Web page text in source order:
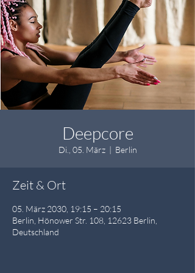
Deepcore
Di., 05. März
  |
Berlin
Zeit & Ort
05. März 2030, 19:15 – 20:15
Berlin, Hönower Str. 108, 12623 Berlin,
Deutschland